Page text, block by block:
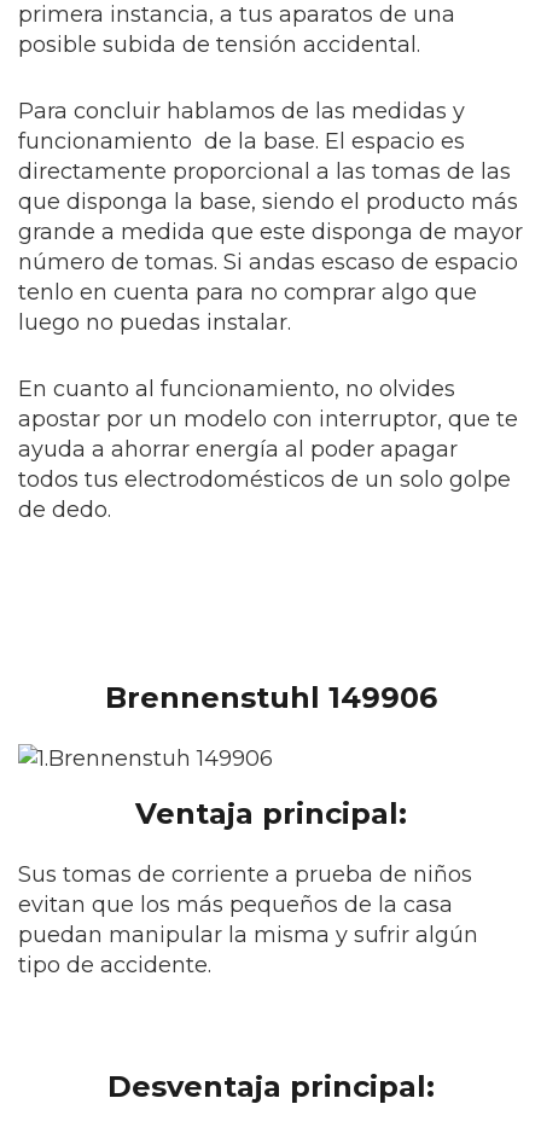
primera instancia, a tus aparatos de una
posible subida de tensión accidental.
Para concluir hablamos de las medidas y
funcionamiento de la base. El espacio es
directamente proporcional a las tomas de las
que disponga la base, siendo el producto más
grande a medida que este disponga de mayor
número de tomas. Si andas escaso de espacio
tenlo en cuenta para no comprar algo que
luego no puedas instalar.
En cuanto al funcionamiento, no olvides
apostar por un modelo con interruptor, que te
ayuda a ahorrar energía al poder apagar
todos tus electrodomésticos de un solo golpe
de dedo.
Brennenstuhl 149906
Ventaja principal:
Sus tomas de corriente a prueba de niños
evitan que los más pequeños de la casa
puedan manipular la misma y sufrir algún
tipo de accidente.
Desventaja principal: